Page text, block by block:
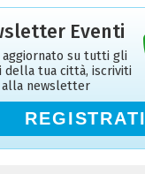
Eventi
aggiornato su tutti gli
della tua città, iscriviti
alla newsletter
REGISTRATI